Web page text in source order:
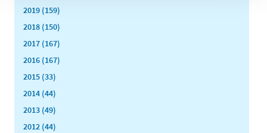
2019 (159)
2018 (150)
2017 (167)
2016 (167)
2015 (33)
2014 (44)
2013 (49)
2012 (44)